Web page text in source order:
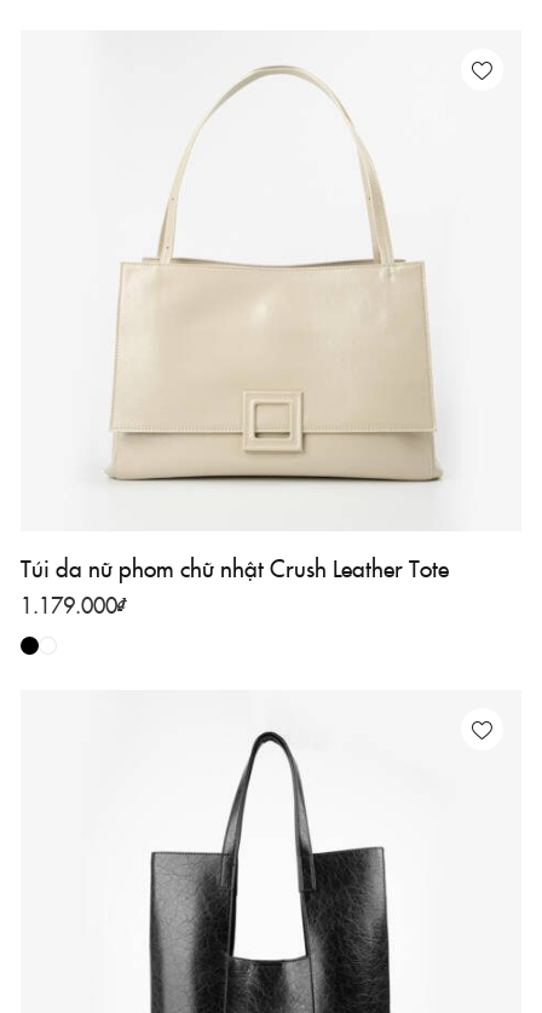
Túi da nữ phom chữ nhật Crush Leather Tote
1.179.000₫